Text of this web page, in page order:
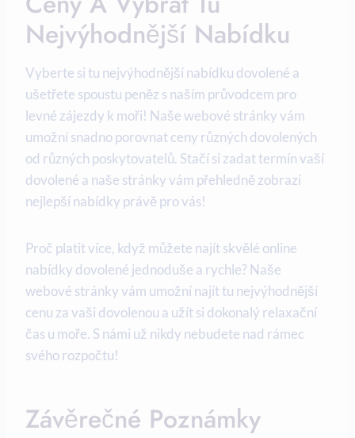
Nejvýhodnější Nabídku
Vyberte si tu nejvýhodnější nabídku⁤ dovolené a
ušetřete spoustu peněz s naším průvodcem pro
levné zájezdy k moři!⁣ Naše webové ⁢stránky vám
umožní⁢ snadno porovnat ceny různých dovolených
od různých⁤ poskytovatelů. Stačí si zadat termín vaší
dovolené a naše ‍stránky vám přehledně zobrazí
nejlepší nabídky právě pro vás!
Proč platit více,⁣ když můžete najít skvělé online
nabídky dovolené⁣ jednoduše a rychle? Naše
webové stránky vám umožní najít tu nejvýhodnější
cenu​ za vaši dovolenou a užít si dokonalý ⁢relaxační
⁤čas u moře. S námi už nikdy nebudete nad rámec
svého rozpočtu!
Závěrečné Poznámky